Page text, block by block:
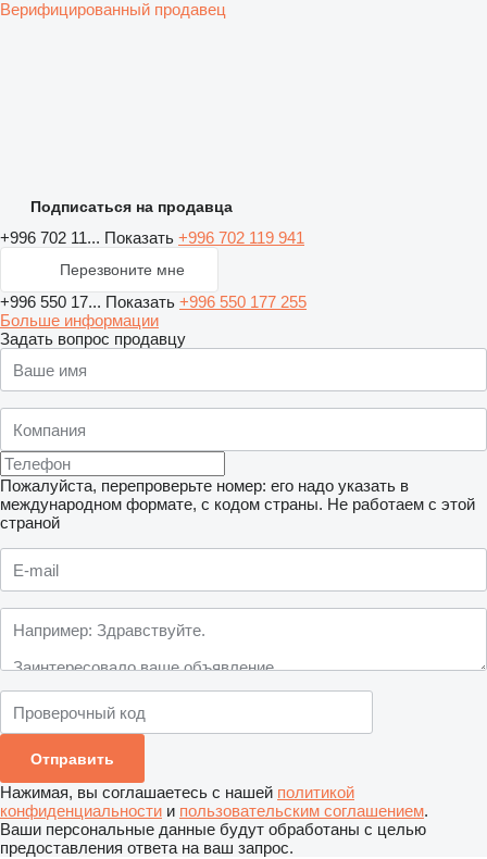
Верифицированный продавец
Подписаться на продавца
+996 702 11... Показать +996 702 119 941
Перезвоните мне
+996 550 17... Показать +996 550 177 255
Больше информации
Задать вопрос продавцу
Пожалуйста, перепроверьте номер: его надо указать в
международном формате, с кодом страны. Не работаем с этой
страной
Нажимая, вы соглашаетесь с нашей политикой
конфиденциальности и пользовательским соглашением.
Ваши персональные данные будут обработаны с целью
предоставления ответа на ваш запрос.